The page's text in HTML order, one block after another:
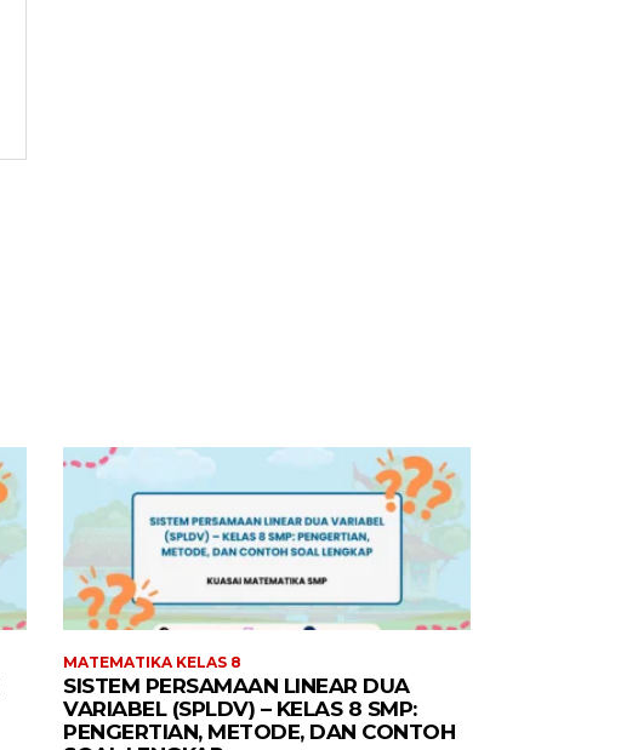
MATEMATIKA KELAS 8
SISTEM PERSAMAAN LINEAR DUA
VARIABEL (SPLDV) – KELAS 8 SMP:
PENGERTIAN, METODE, DAN CONTOH